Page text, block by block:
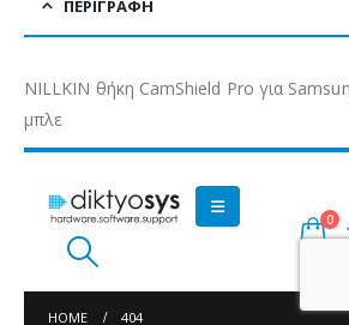
ΠΕΡΙΓΡΑΦΉ
NILLKIN θήκη CamShield Pro για
μπλε